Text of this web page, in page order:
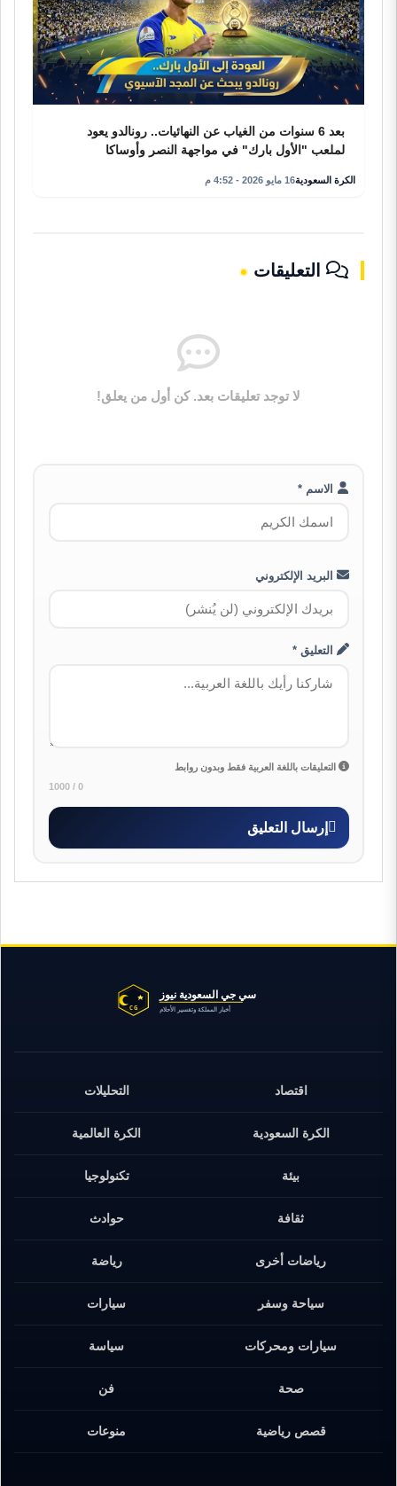
بعد 6 سنوات من الغياب عن النهائيات.. رونالدو يعود
لملعب "الأول بارك" في مواجهة النصر وأوساكا
الكرة السعودية16 مايو 2026 - 4:52 م
التعليقات
لا توجد تعليقات بعد. كن أول من يعلق!
الاسم *
البريد الإلكتروني
التعليق *
التعليقات باللغة العربية فقط وبدون روابط
0 / 1000
إرسال التعليق
اقتصاد التحليلات
الكرة السعودية الكرة العالمية
بيئة تكنولوجيا
ثقافة حوادث
رياضات أخرى رياضة
سياحة وسفر سيارات
سيارات ومحركات سياسة
صحة فن
قصص رياضية منوعات